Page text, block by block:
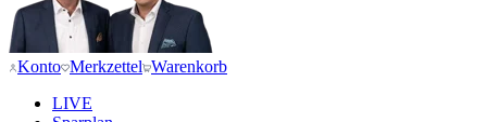
Konto Merkzettel Warenkorb
LIVE